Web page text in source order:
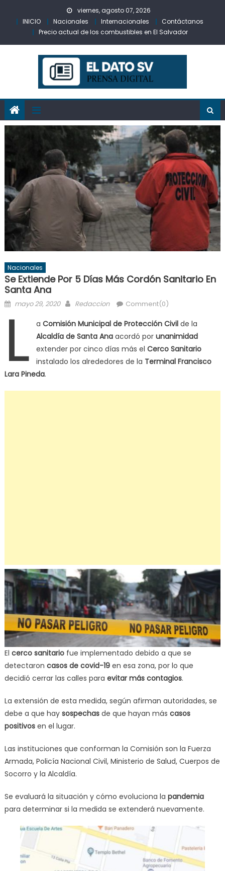
viernes, agosto 07, 2026
INICIO
Nacionales Internacionales
Contáctanos
Precio actual de los combustibles en El Salvador
Nacionales
Se Extiende Por 5 Días Más Cordón Sanitario En
Santa Ana
Posted
mayo 29, 2020 Author
Redaccion Comment(0)
L a Comisión Municipal de Protección Civilde la
Alcaldía de Santa Anaacordó por unanimidad
extender por cinco días más el Cerco Sanitario
instalado los alrededores de la Terminal Francisco
Lara Pineda.
El cerco sanitariofue implementado debido a que se
detectaron casos de covid-19en esa zona, por lo que
decidió cerrar las calles para evitar más contagios.
La extensión de esta medida, según afirman autoridades, se
debe a que hay sospechas de que hayan más casos
positivosen el lugar.
Las instituciones que conforman la Comisión son la Fuerza
Armada, Policía Nacional Civil, Ministerio de Salud, Cuerpos de
Socorro y la Alcaldía.
Se evaluará la situación y cómo evoluciona la pandemia
para determinar si la medida se extenderá nuevamente.